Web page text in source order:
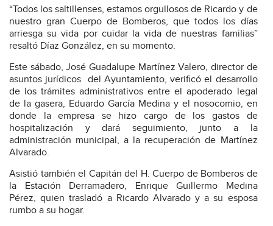
“Todos los saltillenses, estamos orgullosos de Ricardo y de
nuestro gran Cuerpo de Bomberos, que todos los días
arriesga su vida por cuidar la vida de nuestras familias”
resaltó Díaz González, en su momento.
Este sábado, José Guadalupe Martínez Valero, director de
asuntos jurídicos del Ayuntamiento, verificó el desarrollo
de los trámites administrativos entre el apoderado legal
de la gasera, Eduardo García Medina y el nosocomio, en
donde la empresa se hizo cargo de los gastos de
hospitalización y dará seguimiento, junto a la
administración municipal, a la recuperación de Martínez
Alvarado.
Asistió también el Capitán del H. Cuerpo de Bomberos de
la Estación Derramadero, Enrique Guillermo Medina
Pérez, quien trasladó a Ricardo Alvarado y a su esposa
rumbo a su hogar.